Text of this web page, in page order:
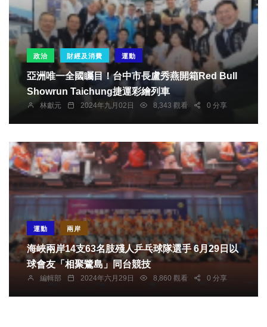
政治 財經及消費 運動
亞洲唯一全國矚目！台中市長盧秀燕開箱Red Bull
Showrun Taichung捷運彩繪列車
林獻元 2024年九月02日 8,343 觀看 0 分享
運動 兩岸
海峽兩岸14支63名肢殘人乒乓球隊選手 6月29日以
球會友「相聚鷺島」同台競技
編輯部 2024年六月29日 8,860 觀看 0 分享